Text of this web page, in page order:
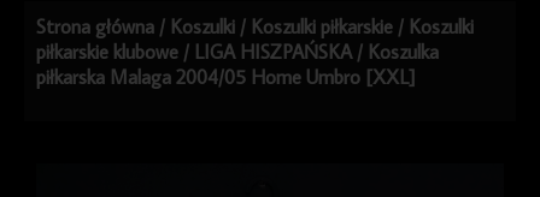
Strona główna / Koszulki / Koszulki piłkarskie / Koszulki
piłkarskie klubowe / LIGA HISZPAŃSKA / Koszulka
piłkarska Malaga 2004/05 Home Umbro [XXL]